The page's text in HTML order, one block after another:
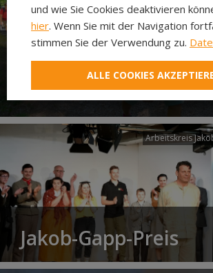
Neuer Pilgerweg Via
Laudato si’
Arbeitskreis
Jakob-Gapp-Preis
und wie Sie Cookies deaktivieren
hier. Wenn Sie mit der Navigation
stimmen Sie der Verwendung zu.
ALLE COOKIES